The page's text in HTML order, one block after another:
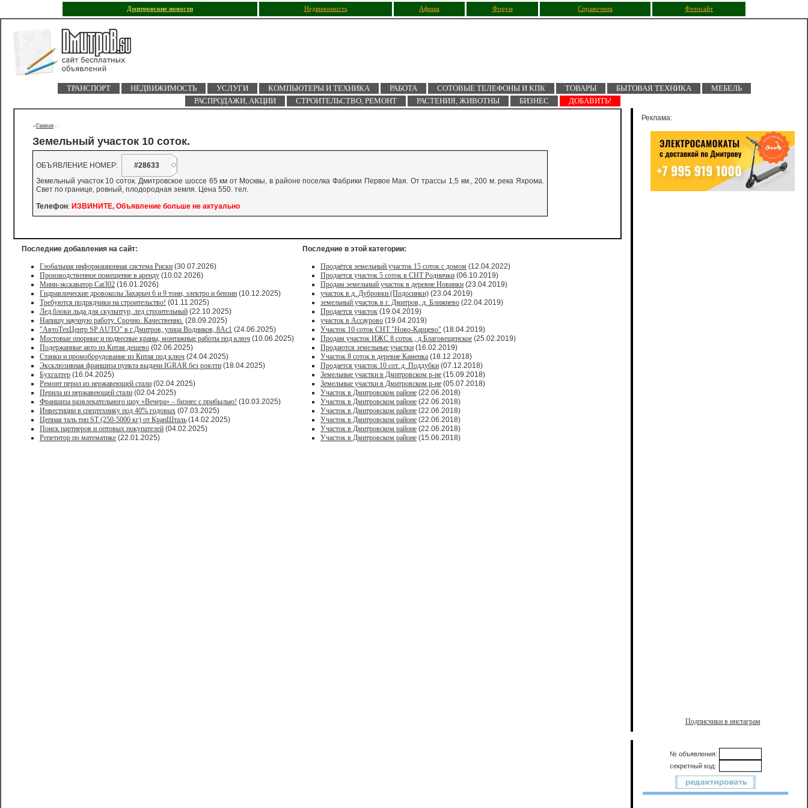
Дмитровские новости Недвижимость Афиша Форум Справочник Фотосайт
ТРАНСПОРТ НЕДВИЖИМОСТЬ УСЛУГИ КОМПЬЮТЕРЫ И ТЕХНИКА РАБОТА СОТОВЫЕ ТЕЛЕФОНЫ И КПК ТОВАРЫ БЫТОВАЯ ТЕХНИКА
МЕБЕЛЬ
РАСПРОДАЖИ, АКЦИИ
СТРОИТЕЛЬСТВО, РЕМОНТ РАСТЕНИЯ, ЖИВОТНЫ БИЗНЕС ДОБАВИТЬ!
->Главная - -
Земельный участок 10 соток.
ОБЪЯВЛЕНИЕ НОМЕР:
#28633
Земельный участок 10 соток. Дмитровское шоссе 65 км от Москвы, в районе поселка Фабрики Первое Мая. От трассы 1,5 км., 200 м. река Яхрома.
Свет по границе, ровный, плодородная земля. Цена 550. тел.
Телефон: ИЗВИНИТЕ, Объявление больше не актуально
Последние добавления на сайт:
Глобальная информационная система Риски (30.07.2026)
Производственное помещение в аренду (10.02.2026)
Мини-экскаватор Cat302 (16.01.2026)
Гидравлические дровоколы Захарыч 6 и 9 тонн, электро и бензин (10.12.2025)
Требуются подрядчики на строительство! (01.11.2025)
Лед,блоки льда для скульптур, лед строительный (22.10.2025)
Напишу научную работу. Срочно. Качественно. (28.09.2025)
"АвтоТехЦентр SP AUTO" в г.Дмитров, улица Водников, 8Ас1 (24.06.2025)
Мостовые опорные и подвесные краны, монтажные работы под ключ (10.06.2025)
Подержанные авто из Китая дешево (02.06.2025)
Станки и промоборудование из Китая под ключ (24.04.2025)
Эксклюзивная франшиза пункта выдачи IGRAR без роялти (18.04.2025)
Бухгалтер (16.04.2025)
Ремонт перил из нержавеющей стали (02.04.2025)
Перила из нержавеющей стали (02.04.2025)
Франшиза развлекательного шоу «Вечера» – бизнес с прибылью! (10.03.2025)
Инвестиции в спецтехнику под 40% годовых (07.03.2025)
Цепная таль тип ST (250-5000 кг) от КранШталь (14.02.2025)
Поиск партнеров и оптовых покупателей (04.02.2025)
Репетитор по математике (22.01.2025)
Последние в этой категории:
Продаётся земельный участок 15 соток с домом (12.04.2022)
Продается участок 5 соток в СНТ Роднички (06.10.2019)
Продам земельный участок в деревне Новинки (23.04.2019)
участок в д. Дубровки (Подосинки) (23.04.2019)
земельный участок в г. Дмитров, д. Ближнево (22.04.2019)
Продается участок (19.04.2019)
участок в Ассаурово (19.04.2019)
Участок 10 соток СНТ "Ново-Карцево" (18.04.2019)
Продам участок ИЖС 8 соток , д.Благовещенское (25.02.2019)
Продаются земельные участки (16.02.2019)
Участок 8 соток в деревне Каменка (18.12.2018)
Продается участок 10 сот. д. Поддубки (07.12.2018)
Земельные участки в Дмитровском р-не (15.09.2018)
Земельные участки в Дмитровском р-не (05.07.2018)
Участок в Дмитровском районе (22.06.2018)
Участок в Дмитровском районе (22.06.2018)
Участок в Дмитровском районе (22.06.2018)
Участок в Дмитровском районе (22.06.2018)
Участок в Дмитровском районе (22.06.2018)
Участок в Дмитровском районе (15.06.2018)
Реклама:
Подписчики в инстаграм
№ объявления:
секретный код: